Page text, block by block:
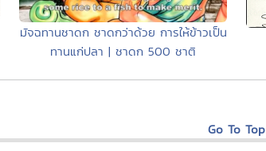
มัจฉทานชาดก ชาดกว่าด้วย การให้ข้าวเป็น
ทานแก่ปลา | ชาดก 500 ชาติ
Go To Top